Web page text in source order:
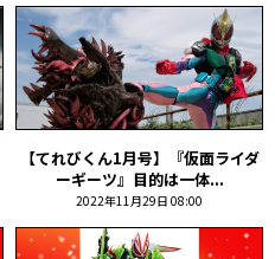
【てれびくん1月号】『仮面ライダ
ーギーツ』目的は一体...
2022年11月29日 08:00